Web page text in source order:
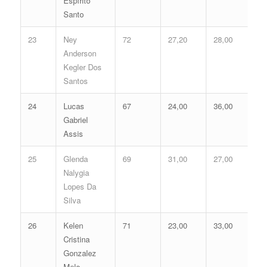
Santo
23
Ney
Anderson
Kegler Dos
Santos
72 27,20 28,00
24
Lucas
Gabriel
Assis
67 24,00 36,00
25
Glenda
Nalygia
Lopes Da
Silva
69 31,00 27,00
26
Kelen
Cristina
Gonzalez
71 23,00 33,00